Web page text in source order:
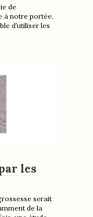
de
à notre portée.
d’utiliser les
les
serait
de la